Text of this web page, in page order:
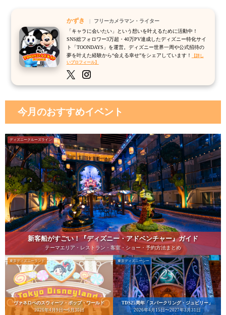
かずき
フリーカメラマン・ライター
「キャラに会いたい」という想いを叶えるために活動中！
SNS総フォロワー3万超・40万PV達成したディズニー特化サイ
ト「TOONDAYS」を運営。ディズニー世界一周や公式招待の
夢を叶えた経験から“会える幸せ”をシェアしています！
【詳し
いプロフィール】
今月のおすすめイベント
ディズニークルーズライン
新客船がすごい！『ディズニー・アドベンチャー』ガイド
テーマエリア・レストラン・客室・ショー・予約方法まとめ
東京ディズニーランド
ヴァネロペのスウィーツ・ポップ・ワールド
2026年4月9日〜6月30日
東京ディズニーシー
TDS25周年「スパークリング・ジュビリー」
2026年4月15日〜2027年3月31日